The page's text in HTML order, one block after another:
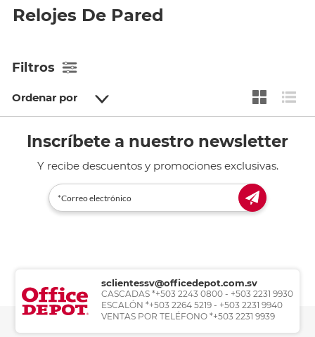
Relojes De Pared
Filtros
Ordenar por
Inscríbete a nuestro newsletter
Y recibe descuentos y promociones exclusivas.
sclientessv@officedepot.com.sv
CASCADAS *+503 2243 0800 - +503 2231 9930
ESCALÓN *+503 2264 5219 - +503 2231 9940
VENTAS POR TELÉFONO *+503 2231 9939